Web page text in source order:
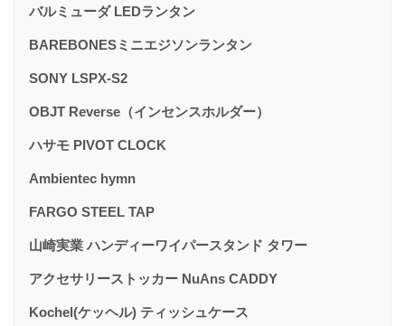
バルミューダ LEDランタン
BAREBONESミニエジソンランタン
SONY LSPX-S2
OBJT Reverse（インセンスホルダー）
ハサモ PIVOT CLOCK
Ambientec hymn
FARGO STEEL TAP
山崎実業 ハンディーワイパースタンド タワー
アクセサリーストッカー NuAns CADDY
Kochel(ケッヘル) ティッシュケース